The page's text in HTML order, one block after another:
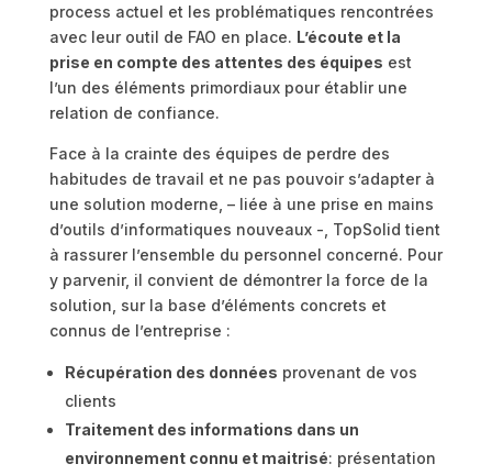
process actuel et les problématiques rencontrées
avec leur outil de FAO en place. L’écoute et la
prise en compte des attentes des équipes est
l’un des éléments primordiaux pour établir une
relation de confiance.
Face à la crainte des équipes de perdre des
habitudes de travail et ne pas pouvoir s’adapter à
une solution moderne, – liée à une prise en mains
d’outils d’informatiques nouveaux -, TopSolid tient
à rassurer l’ensemble du personnel concerné. Pour
y parvenir, il convient de démontrer la force de la
solution, sur la base d’éléments concrets et
connus de l’entreprise :
Récupération des données provenant de vos
clients
Traitement des informations dans un
environnement connu et maitrisé: présentation